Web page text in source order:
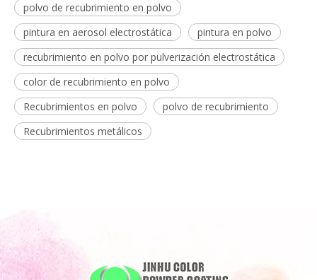
polvo de recubrimiento en polvo
pintura en aerosol electrostática
pintura en polvo
recubrimiento en polvo por pulverización electrostática
color de recubrimiento en polvo
Recubrimientos en polvo
polvo de recubrimiento
Recubrimientos metálicos